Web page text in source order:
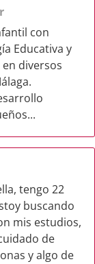
con
Educativa y
diversos
tengo 22
buscando
mis estudios,
de
y algo de